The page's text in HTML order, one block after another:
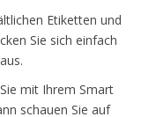
Etiketten und
Sie sich einfach
aus.
mit Ihrem Smart
schauen Sie auf